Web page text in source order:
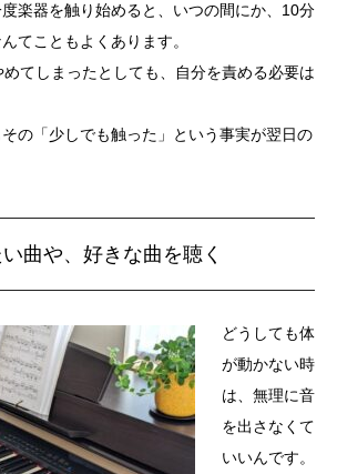
楽器を触り始めると、いつの間にか、 10分
てこともよくあります。
めてしまったとしても、自分を責める必要は
の「少しでも触った」という事実が翌日の
曲や、好きな曲を聴く
どうしても体
が動かない時
は、無理に音
を出さなくて
いいんです。